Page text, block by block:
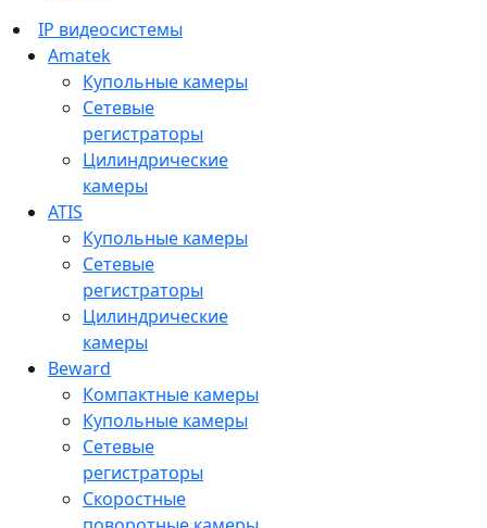
IP видеосистемы
Amatek
Купольные камеры
Сетевые
регистраторы
Цилиндрические
камеры
ATIS
Купольные камеры
Сетевые
регистраторы
Цилиндрические
камеры
Beward
Компактные камеры
Купольные камеры
Сетевые
регистраторы
Скоростные